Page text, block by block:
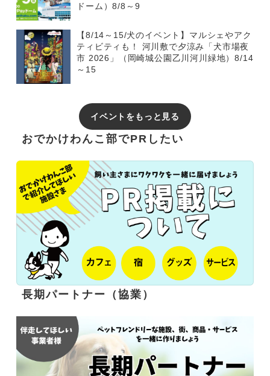
ドーム）8/8～9
【8/14～15/犬のイベント】マルシェやアク
ティビティも！ 河川敷で夕涼み「犬市場夜
市 2026」（岡崎城公園乙川河川緑地）8/14
～15
イベントをもっと見る
おでかけわんこ部でPRしたい
長期パートナー（協業）